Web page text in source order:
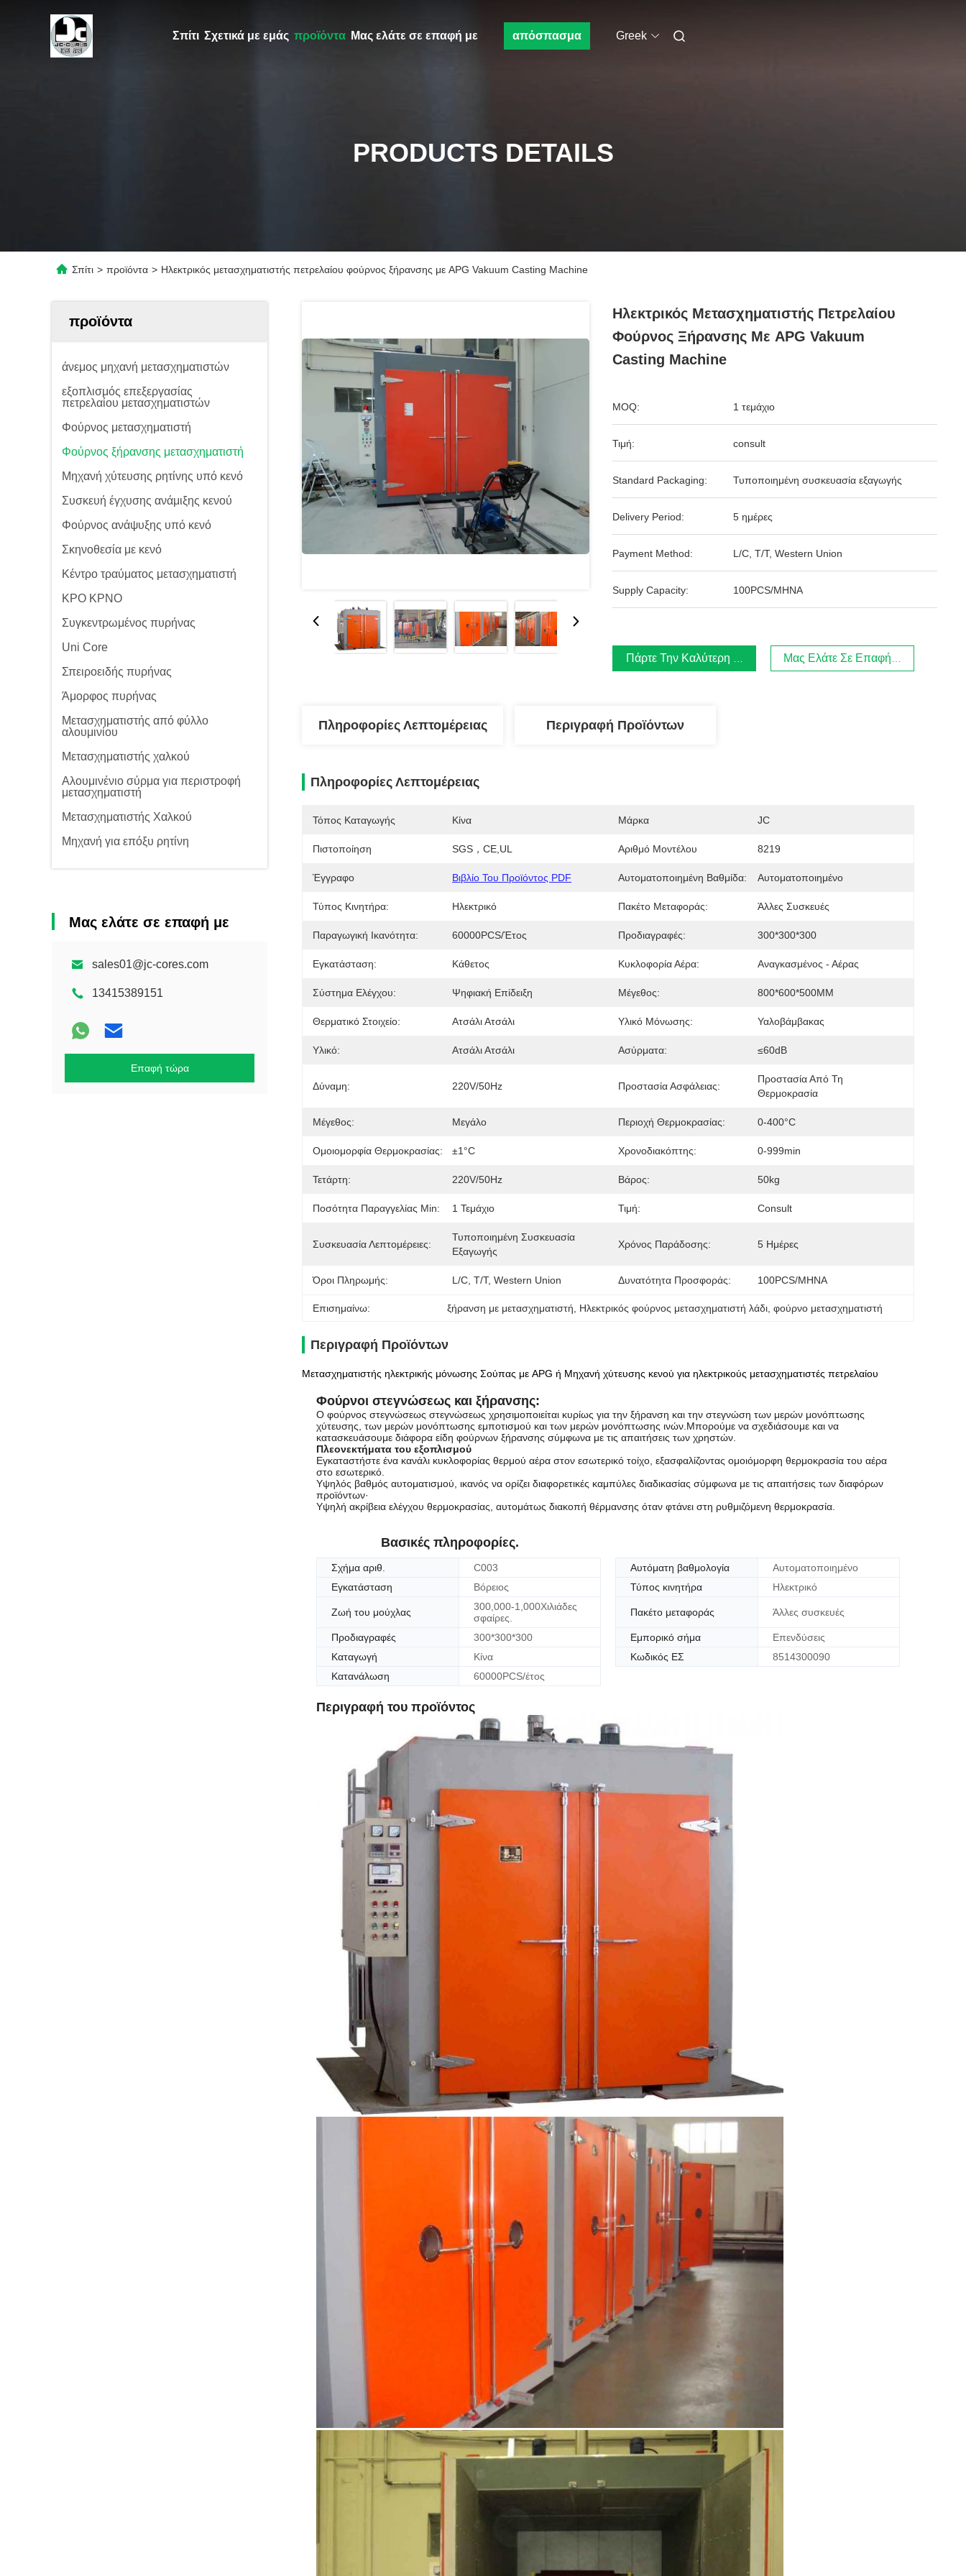
Σπίτι Σχετικά με εμάς προϊόντα Μας ελάτε σε επαφή με απόσπασμα Greek
PRODUCTS DETAILS
Σπίτι > προϊόντα > Ηλεκτρικός μετασχηματιστής πετρελαίου φούρνος ξήρανσης με APG Vakuum Casting Machine
προϊόντα
άνεμος μηχανή μετασχηματιστών
εξοπλισμός επεξεργασίας
πετρελαίου μετασχηματιστών
Φούρνος μετασχηματιστή
Φούρνος ξήρανσης μετασχηματιστή
Μηχανή χύτευσης ρητίνης υπό κενό
Συσκευή έγχυσης ανάμιξης κενού
Φούρνος ανάψυξης υπό κενό
Σκηνοθεσία με κενό
Κέντρο τραύματος μετασχηματιστή
ΚΡΟ ΚΡΝΟ
Συγκεντρωμένος πυρήνας
Uni Core
Σπειροειδής πυρήνας
Άμορφος πυρήνας
Μετασχηματιστής από φύλλο
αλουμινίου
Μετασχηματιστής χαλκού
Αλουμινένιο σύρμα για περιστροφή
μετασχηματιστή
Μετασχηματιστής Χαλκού
Μηχανή για επόξυ ρητίνη
Μας ελάτε σε επαφή με
sales01@jc-cores.com
13415389151
Επαφή τώρα
Ηλεκτρικός Μετασχηματιστής Πετρελαίου
Φούρνος Ξήρανσης Με APG Vakuum
Casting Machine
MOQ: 1 τεμάχιο
Τιμή: consult
Standard Packaging: Τυποποιημένη συσκευασία εξαγωγής
Delivery Period: 5 ημέρες
Payment Method: L/C, T/T, Western Union
Supply Capacity: 100PCS/ΜΗΝΑ
Πάρτε Την Καλύτερη Τιμή Μας Ελάτε Σε Επαφή Με
Πληροφορίες Λεπτομέρειας Περιγραφή Προϊόντων
Πληροφορίες Λεπτομέρειας
Τόπος Καταγωγής Κίνα Μάρκα JC
Πιστοποίηση SGS，CE,UL Αριθμό Μοντέλου 8219
Έγγραφο Βιβλίο Του Προϊόντος PDF Αυτοματοποιημένη Βαθμίδα: Αυτοματοποιημένο
Τύπος Κινητήρα: Ηλεκτρικό Πακέτο Μεταφοράς: Άλλες Συσκευές
Παραγωγική Ικανότητα: 60000PCS/έτος Προδιαγραφές: 300*300*300
Εγκατάσταση: Κάθετος Κυκλοφορία Αέρα: Αναγκασμένος - Αέρας
Σύστημα Ελέγχου: Ψηφιακή Επίδειξη Μέγεθος: 800*600*500MM
Θερματικό Στοιχείο: Ατσάλι Ατσάλι Υλικό Μόνωσης: Υαλοβάμβακας
Υλικό: Ατσάλι Ατσάλι Ασύρματα: ≤60dB
Δύναμη: 220V/50Hz Προστασία Ασφάλειας:
Προστασία Από Τη
Θερμοκρασία
Μέγεθος: Μεγάλο Περιοχή Θερμοκρασίας: 0-400°C
Ομοιομορφία Θερμοκρασίας: ±1°C Χρονοδιακόπτης: 0-999min
Τετάρτη: 220V/50Hz Βάρος: 50kg
Ποσότητα Παραγγελίας Min: 1 Τεμάχιο Τιμή: Consult
Συσκευασία Λεπτομέρειες:
Τυποποιημένη Συσκευασία
Εξαγωγής
Χρόνος Παράδοσης: 5 Ημέρες
Όροι Πληρωμής: L/C, T/T, Western Union Δυνατότητα Προσφοράς: 100PCS/ΜΗΝΑ
Επισημαίνω: ξήρανση με μετασχηματιστή Ηλεκτρικός φούρνος μετασχηματιστή λάδι , φούρνο μετασχηματιστή
Περιγραφή Προϊόντων
Μετασχηματιστής ηλεκτρικής μόνωσης Σούπας με APG ή Μηχανή χύτευσης κενού για ηλεκτρικούς μετασχηματιστές πετρελαίου
Φούρνοι στεγνώσεως και ξήρανσης:
Ο φούρνος στεγνώσεως στεγνώσεως χρησιμοποιείται κυρίως για την ξήρανση και την στεγνώση των μερών μονόπτωσης
χύτευσης, των μερών μονόπτωσης εμποτισμού και των μερών μονόπτωσης ινών.Μπορούμε να σχεδιάσουμε και να
κατασκευάσουμε διάφορα είδη φούρνων ξήρανσης σύμφωνα με τις απαιτήσεις των χρηστών.
Πλεονεκτήματα του εξοπλισμού
Εγκαταστήστε ένα κανάλι κυκλοφορίας θερμού αέρα στον εσωτερικό τοίχο, εξασφαλίζοντας ομοιόμορφη θερμοκρασία του αέρα
στο εσωτερικό.
Υψηλός βαθμός αυτοματισμού, ικανός να ορίζει διαφορετικές καμπύλες διαδικασίας σύμφωνα με τις απαιτήσεις των διαφόρων
προϊόντων·
Υψηλή ακρίβεια ελέγχου θερμοκρασίας, αυτομάτως διακοπή θέρμανσης όταν φτάνει στη ρυθμιζόμενη θερμοκρασία.
Βασικές πληροφορίες.
Σχήμα αριθ. C003 Αυτόματη βαθμολογία
Αυτοματοποιημένο
Εγκατάσταση
Βόρειος Τύπος κινητήρα Ηλεκτρικό
Ζωή του μούχλας
300,000-1,000Χιλιάδες
σφαίρες.
Πακέτο μεταφοράς Άλλες συσκευές
Προδιαγραφές 300*300*300 Εμπορικό σήμα
Επενδύσεις
Καταγωγή
Κίνα Κωδικός ΕΣ
8514300090
Κατανάλωση
60000PCS/έτος
Περιγραφή του προϊόντος